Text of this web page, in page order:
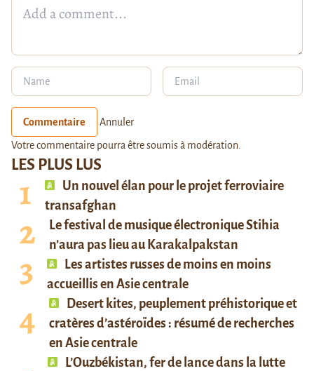
LES PLUS LUS
Un nouvel élan pour le projet ferroviaire
transafghan
Le festival de musique électronique Stihia
n’aura pas lieu au Karakalpakstan
Les artistes russes de moins en moins
accueillis en Asie centrale
Desert kites, peuplement préhistorique et
cratères d’astéroïdes : résumé de recherches
en Asie centrale
L’Ouzbékistan, fer de lance dans la lutte
Commentaire Annuler
Votre commentaire pourra être soumis à modération.